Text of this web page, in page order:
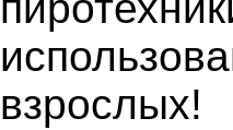
взрослых!